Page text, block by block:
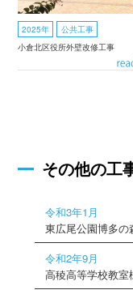
2025年
公共工事
小倉北区役所外壁改修工事
その他の工
令和3年1月
東広尾公園博多
令和2年9月
高稜高等学校教